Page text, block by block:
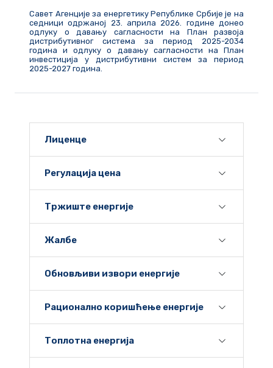
Савет Агенције за енергетику Републике Србије је на
седници одржаној 23. априла 2026. године донео
одлуку о давању сагласности на План развоја
дистрибутивног система за период 2025-2034
година и одлуку о давању сагласности на План
инвестиција у дистрибутивни систем за период
2025-2027 година.
Лиценце
Регулација цена
Тржиште енергије
Жалбе
Обновљиви извори енергије
Рационално коришћење енергије
Топлотна енергија